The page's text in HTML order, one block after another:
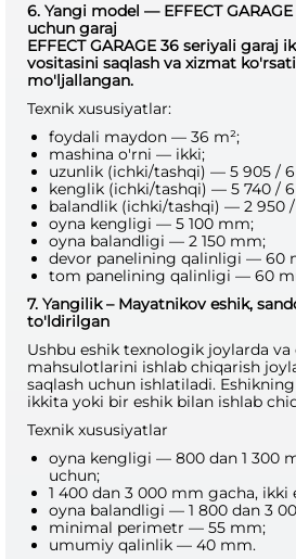
6. Yangi model — EFFECT
uchun garaj
EFFECT GARAGE 36 seriyali garaj
vositasini saqlash va xizmat
mo'ljallangan.
Texnik xususiyatlar:
foydali maydon — 36 m²;
mashina o'rni — ikki;
uzunlik (ichki/tashqi) — 5 905 / 6
kenglik (ichki/tashqi) — 5 740 /
balandlik (ichki/tashqi) — 2 950 /
oyna kengligi — 5 100 mm;
oyna balandligi — 2 150 mm;
devor panelining qalinligi — 60
tom panelining qalinligi — 60
7. Yangilik – Mayatnikov eshik,
to'ldirilgan
Ushbu eshik texnologik joylarda va
mahsulotlarini ishlab chiqarish
saqlash uchun ishlatiladi.
ikkita yoki bir eshik bilan ishlab
Texnik xususiyatlar
oyna kengligi — 800 dan 1 300
uchun;
1 400 dan 3 000 mm gacha, ikki
oyna balandligi — 1 800 dan 3
minimal perimetr — 55 mm;
umumiy qalinlik — 40 mm.